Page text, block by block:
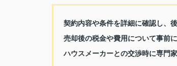
契約内容や条件を詳細に確認し、
売却後の税金や費用について事前
ハウスメーカーとの交渉時に専門